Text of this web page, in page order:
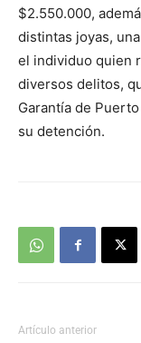
$2.550.000,
distintas joyas,
el individuo quien
diversos delitos,
Garantía de
su detención.
Artículo anterior